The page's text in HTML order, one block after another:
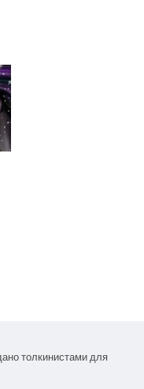
толкинистами для